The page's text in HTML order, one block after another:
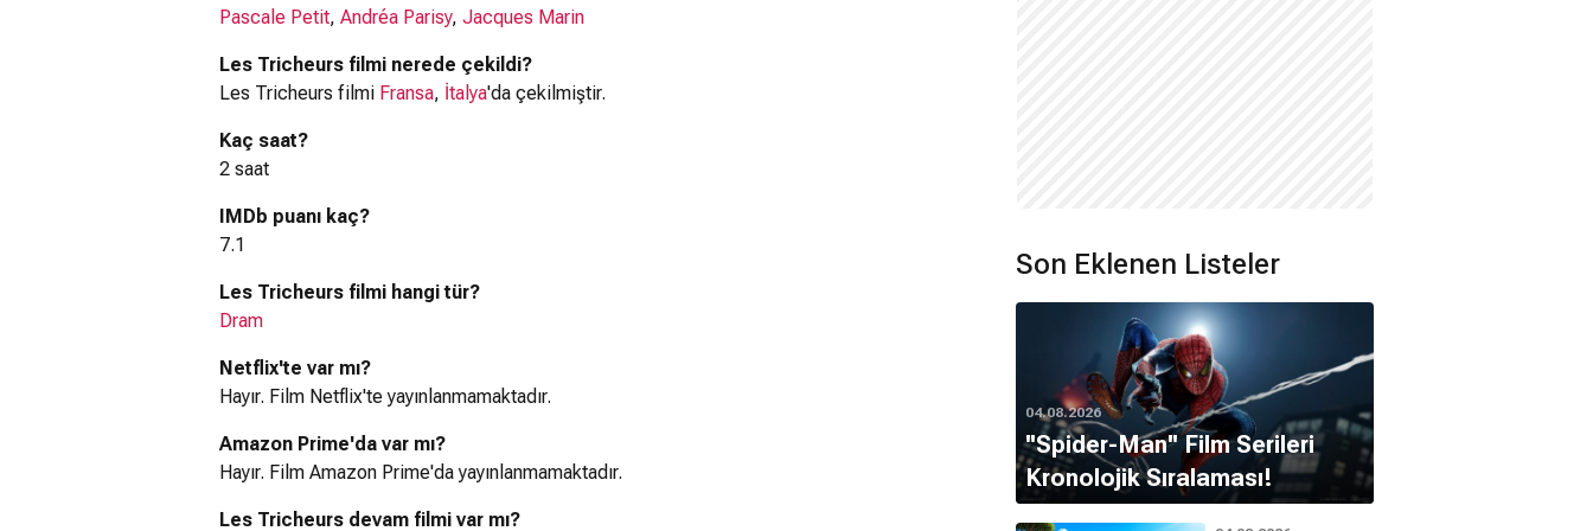
Pascale Petit, Andréa Parisy, Jacques Marin
Les Tricheurs filmi nerede çekildi?
Les Tricheurs filmi Fransa, İtalya'da çekilmiştir.
Kaç saat?
2 saat
IMDb puanı kaç?
7.1
Les Tricheurs filmi hangi tür?
Dram
Netflix'te var mı?
Hayır. Film Netflix'te yayınlanmamaktadır.
Amazon Prime'da var mı?
Hayır. Film Amazon Prime'da yayınlanmamaktadır.
Les Tricheurs devam filmi var mı?
Son Eklenen Listeler
04.08.2026
''Spider-Man'' Film Serileri
Kronolojik Sıralaması!